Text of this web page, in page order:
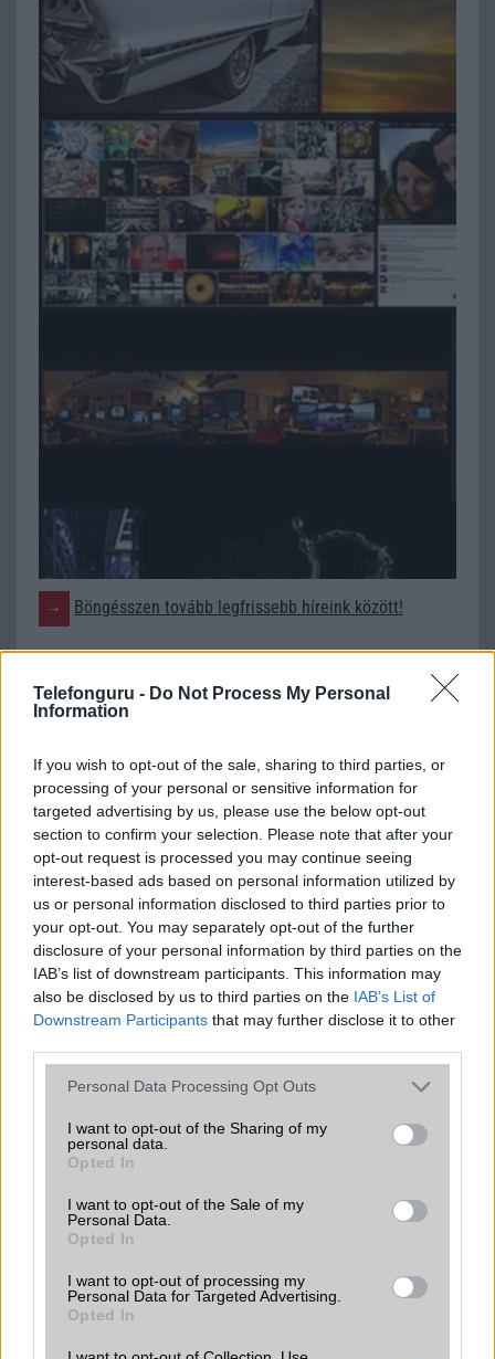
Telefonguru - Do Not Process My Personal
Information
If you wish to opt-out of the sale, sharing to third parties, or
processing of your personal or sensitive information for
targeted advertising by us, please use the below opt-out
section to confirm your selection. Please note that after your
opt-out request is processed you may continue seeing
interest-based ads based on personal information utilized by
us or personal information disclosed to third parties prior to
your opt-out. You may separately opt-out of the further
disclosure of your personal information by third parties on the
IAB’s list of downstream participants. This information may
also be disclosed by us to third parties on the IAB’s List of
Downstream Participants that may further disclose it to other
Please note that this website/app uses one or more Google
not limited to your visit or usage behaviour. You may click to
grant or deny consent to Google and its third-party tags to
use your data for below specified purposes in below Google
consent section.
Personal Data Processing Opt Outs
I want to opt-out of the Sharing of my
personal data.
Opted In
I want to opt-out of the Sale of my
Personal Data.
Opted In
I want to opt-out of processing my
Personal Data for Targeted Advertising.
Opted In
Böngésszen tovább legfrissebb híreink között!
A cikkhez kapcsolódó linkek:
Phone Arena
Új és Használt GSM kiemelt ajánlatok
Samsung Galaxy S26
245.000 Ft (új)
Samsung Galaxy S26 Ultra